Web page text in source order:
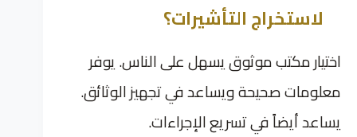
لاستخراج التأشيرات؟
اختيار مكتب موثوق يسهل على الناس. يوفر
معلومات صحيحة ويساعد في تجهيز الوثائق.
يساعد أيضاً في تسريع الإجراءات.